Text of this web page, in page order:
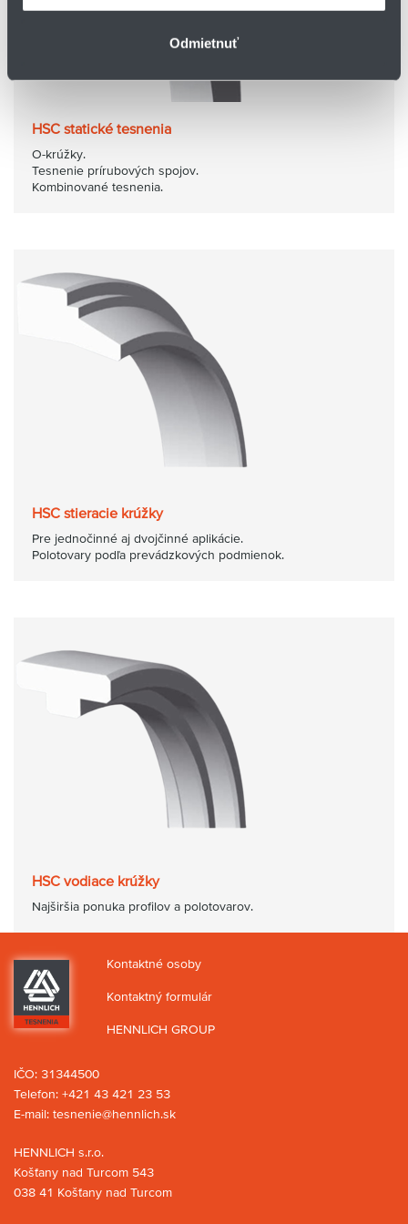
Odmietnuť
HSC statické tesnenia
O-krúžky.
Tesnenie prírubových spojov.
Kombinované tesnenia.
HSC stieracie krúžky
Pre jednočinné aj dvojčinné aplikácie.
Polotovary podľa prevádzkových podmienok.
HSC vodiace krúžky
Najširšia ponuka profilov a polotovarov.
Kontaktné osoby
Kontaktný formulár
HENNLICH GROUP
HENNLICH s.r.o.
Košťany nad Turcom 543
038 41 Košťany nad Turcom
IČO: 31344500
Telefon: +421 43 421 23 53
E-mail: tesnenie@hennlich.sk